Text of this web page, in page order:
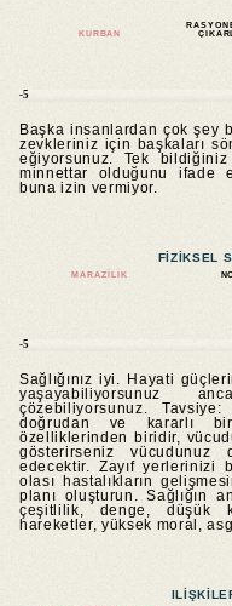
KURBAN
-5
Başka insanlardan çok şey
zevkleriniz için başkaları
eğiyorsunuz. Tek
minnettar olduğunu ifade
buna izin vermiyor.
FIZIKSEL
MARAZILIK
-5
Sağlığınız iyi. Hayati
yaşayabiliyorsunuz
çözebiliyorsunuz.
doğrudan ve kararlı
özelliklerinden biridir,
gösterirseniz
edecektir. Zayıf yerlerinizi
olası hastalıkların
planı oluşturun. Sağlığın
çeşitlilik, denge, düşük
hareketler, yüksek moral,